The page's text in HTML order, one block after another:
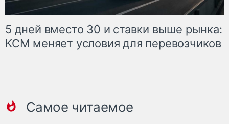
5 дней вместо 30 и ставки выше рынка:
КСМ меняет условия для перевозчиков
Самое читаемое